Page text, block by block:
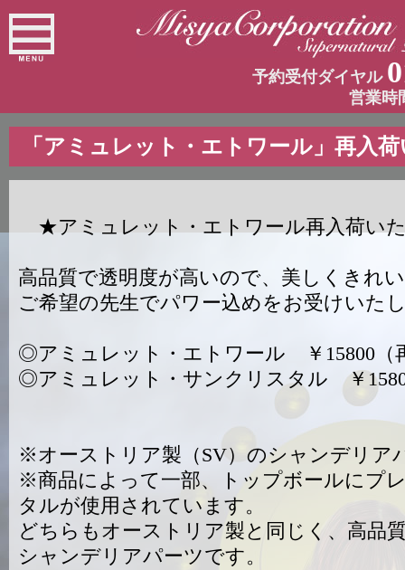
予約受付ダイヤル
営業時
「アミュレット・エトワール」再入
★アミュレット・エトワール再入荷い
高品質で透明度が高いので、美しくきれ
ご希望の先生でパワー込めをお受けいた
◎アミュレット・エトワール ￥15800（
◎アミュレット・サンクリスタル ￥
※オーストリア製（SV）のシャンデリア
※商品によって一部、トップボールにプ
タルが使用されています。
どちらもオーストリア製と同じく、高品
シャンデリアパーツです。